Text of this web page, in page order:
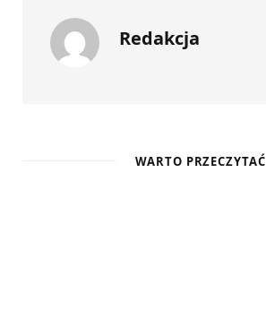
Redakcja
WARTO PRZECZYTAĆ